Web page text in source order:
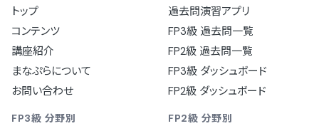
トップ
コンテンツ
講座紹介
まなぷらについて
お問い合わせ
過去問演習アプリ
FP3級 過去問一覧
FP2級 過去問一覧
FP3級 ダッシュボード
FP2級 ダッシュボード
FP3級 分野別 FP2級 分野別